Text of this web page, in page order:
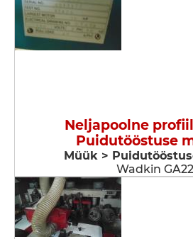
Neljapoolne
Puidutööstuse
Müük >
Wadkin